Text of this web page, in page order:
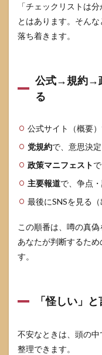
「チェックリストは
とはあります。そん
落ち着きます。
公式→規約→
る
公式サイト（概要
党規約で、意思決
政策マニフェスト
主要報道で、争点
最後にSNSを見る（
この順番は、噂の真偽
あなたが判断するた
す。
「怪しい」
不安なときは、頭の
整理できます。